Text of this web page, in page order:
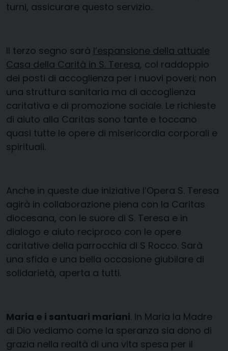
turni, assicurare questo servizio.
Il terzo segno sarà l’espansione della attuale
Casa della Carità in S. Teresa, col raddoppio
dei posti di accoglienza per i nuovi poveri; non
una struttura sanitaria ma di accoglienza
caritativa e di promozione sociale. Le richieste
di aiuto alla Caritas sono tante e toccano
quasi tutte le opere di misericordia corporali e
spirituali.
Anche in queste due iniziative l’Opera S. Teresa
agirà in collaborazione piena con la Caritas
diocesana, con le suore di S. Teresa e in
dialogo e aiuto reciproco con le opere
caritative della parrocchia di S Rocco. Sarà
una sfida e una bella occasione giubilare di
solidarietà, aperta a tutti.
Maria e i santuari mariani. In Maria la Madre
di Dio vediamo come la speranza sia dono di
grazia nella realtà di una vita spesa per il